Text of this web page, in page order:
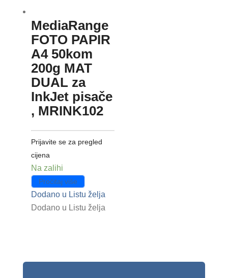
MediaRange
FOTO PAPIR
A4 50kom
200g MAT
DUAL za
InkJet pisače
, MRINK102
Prijavite se za pregled
cijena
Na zalihi
Pročitaj više
Dodano u Listu želja
Dodano u Listu želja